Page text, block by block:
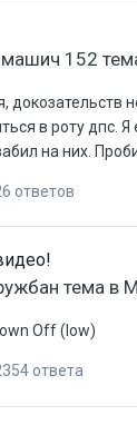
152
докозательств
в роту дпс. Я
на них.
ответов
тема в
Off (low)
ответа